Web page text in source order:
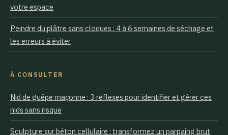
votre espace
Peindre du plâtre sans cloques : 4 à 6 semaines de séchage et
les erreurs à éviter
À CONSULTER
Nid de guêpe maçonne : 3 réflexes pour identifier et gérer ces
nids sans risque
Sculpture sur béton cellulaire : transformez un parpaing brut